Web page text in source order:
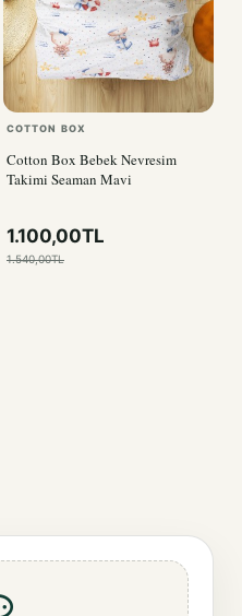
COTTON BOX
Cotton Box Bebek Nevresim
Takimi Seaman Mavi
1.100,00TL
1.540,00TL